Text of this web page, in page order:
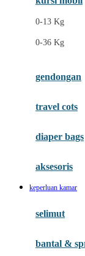
Eufy
Expert
Fisher
Flipper
Fuggler
Geko
0-13 Kg
0-36 Kg
gendongan
travel cots
diaper bags
aksesoris
keperluan kamar
selimut
bantal &